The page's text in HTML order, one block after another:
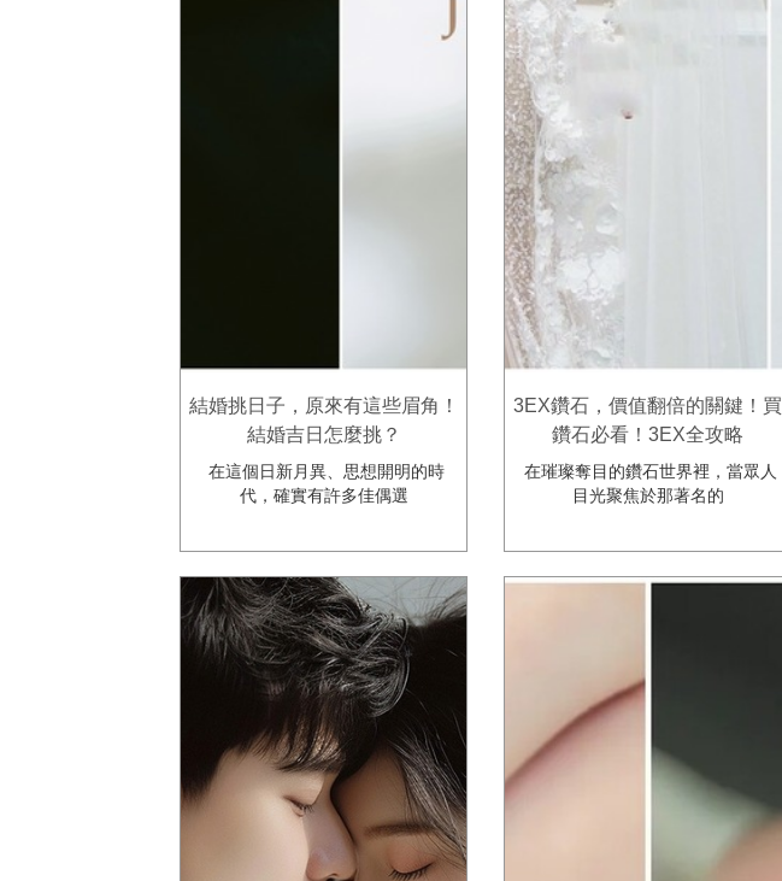
結婚挑日子，原來有這些眉角！
結婚吉日怎麼挑？
在這個日新月異、思想開明的時
代，確實有許多佳偶選
3EX鑽石，價值翻倍的關鍵！買
鑽石必看！3EX全攻略
在璀璨奪目的鑽石世界裡，當眾人
目光聚焦於那著名的